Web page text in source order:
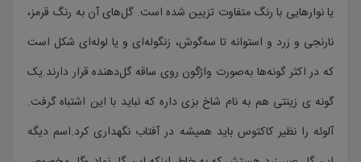
یا نوارهایی با رنگ متفاوت تزیین شده است. گل‌های آن به رنگ قرمز،
نارنجی و زرد و استوانه تا سه‌گوش، زنگوله‌ای و یا لوله‌ای شکل است
که در اکثر گونه‌ها به‌صورت واژگون روی ساقه گل‌دهنده قرار دارند.یک
گونه ی زینتی هم به نام شاخ بزی داره که نباید با این اشتباه گرفت.
آلوئه را نظیر کاکتوس باید همیشه در آفتاب نگهداری کرد.اسم دیگه